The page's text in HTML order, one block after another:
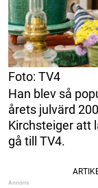
Foto: TV4
Han blev så
årets julvärd
Kirchsteiger att
gå till TV4.